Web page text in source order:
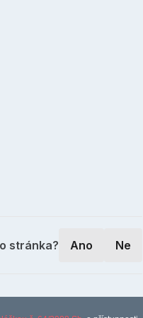
stránka? Ano Ne